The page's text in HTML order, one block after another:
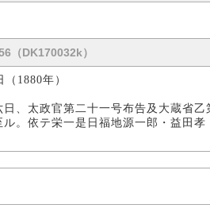
（DK170032k）
1880年）
日、太政官第二十一号布告及大蔵省
ル。依テ栄一是日福地源一郎・益田